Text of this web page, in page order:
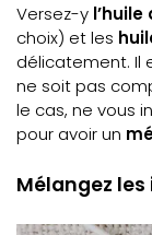
Versez-y
choix) et les
délicatement. Il
ne soit pas
le cas, ne vous
pour avoir un
Mélangez